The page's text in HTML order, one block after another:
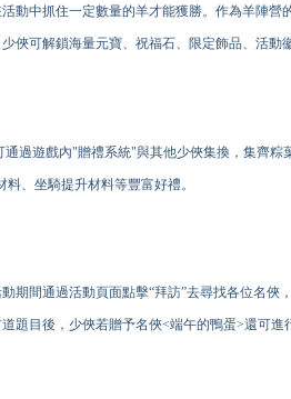
動中抓住一定數量的羊才能獲勝。作為羊陣營
俠可解鎖海量元寶、祝福石、限定飾品、活動
通過遊戲內"贈禮系統"與其他少俠集換，集齊
、坐騎提升材料等豐富好禮。
期間通過活動頁面點擊“拜訪”去尋找各位名俠
題目後，少俠若贈予名俠<端午的鴨蛋>還可